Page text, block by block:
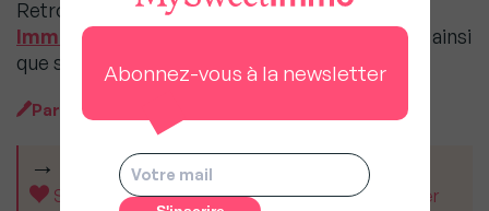
Retrouvez l’épisode intégral deMon Podcast
Immo avec Éric Allouche
sur MySweetImmo ainsi
que sur
toutes les plateformes d’écoute
Par Ariane Artinian
CET ARTICLE VOUS A AIDÉ ?
Soutenez MySweetImmo et aidez-nous à rester
Abonnez-vous à la newsletter